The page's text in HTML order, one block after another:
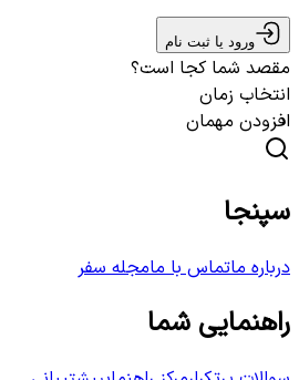
ورود یا ثبت نام
مقصد شما کجا است؟
انتخاب زمان
افزودن مهمان
سپنجا
درباره ماتماس با مامجله سفر
راهنمایی شما